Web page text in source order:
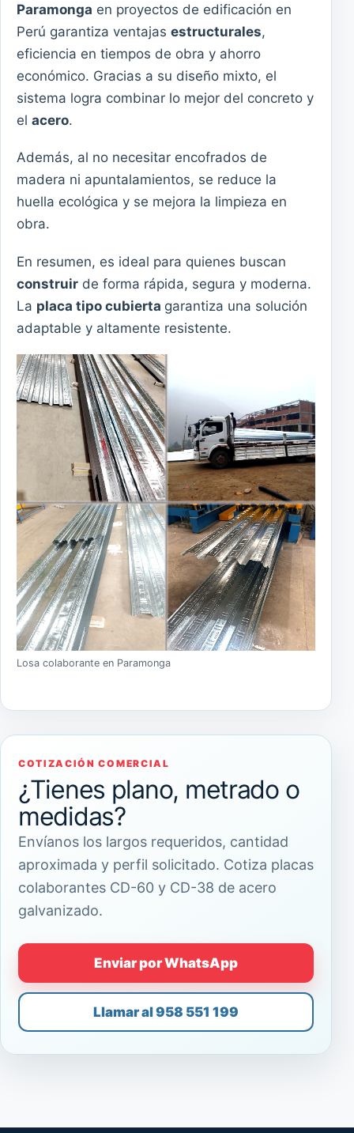
Paramonga en proyectos de edificación en
Perú garantiza ventajas estructurales,
eficiencia en tiempos de obra y ahorro
económico. Gracias a su diseño mixto, el
sistema logra combinar lo mejor del concreto y
el acero.
Además, al no necesitar encofrados de
madera ni apuntalamientos, se reduce la
huella ecológica y se mejora la limpieza en
obra.
En resumen, es ideal para quienes buscan
construir de forma rápida, segura y moderna.
La placa tipo cubierta garantiza una solución
adaptable y altamente resistente.
Losa colaborante en Paramonga
COTIZACIÓN COMERCIAL
¿Tienes plano, metrado o
medidas?
Envíanos los largos requeridos, cantidad
aproximada y perfil solicitado. Cotiza placas
colaborantes CD-60 y CD-38 de acero
galvanizado.
Enviar por WhatsApp
Llamar al 958 551 199